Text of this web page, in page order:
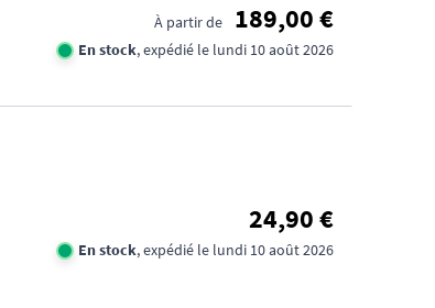
À partir de 189,00 €
En stock, expédié le lundi 10 août 2026
24,90 €
En stock, expédié le lundi 10 août 2026